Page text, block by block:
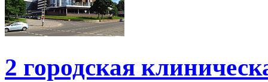
2 городская